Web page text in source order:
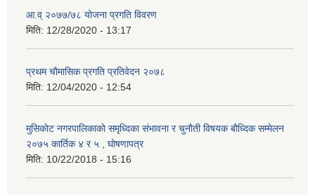
आ.व् २०७७/७८ योजना प्रगति विवरण
मिति: 12/28/2020 - 13:17
प्रथम चाैमासिक प्रगति प्रतिवेदन २०७८
मिति: 12/04/2020 - 12:54
मुसिकाेट नगरपालिकाकाे समृध्दिका संभावना र चुनाैती विषयक बाैध्दिक सम्मेलन
२०७५ कार्तिक ४ र ५ , घाेषणापत्र
मिति: 10/22/2018 - 15:16